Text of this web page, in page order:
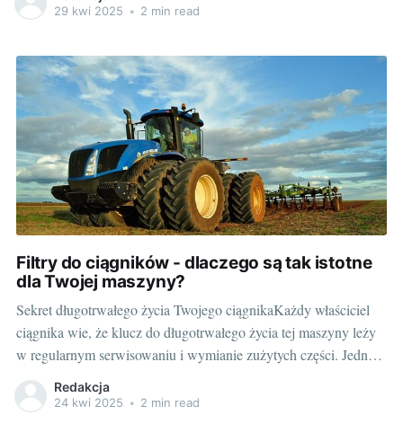
wyglądało o każdej porze roku? Wystarczy trochę wiedzy,
29 kwi 2025 • 2 min read
Filtry do ciągników - dlaczego są tak istotne
dla Twojej maszyny?
Sekret długotrwałego życia Twojego ciągnikaKażdy właściciel
ciągnika wie, że klucz do długotrwałego życia tej maszyny leży
w regularnym serwisowaniu i wymianie zużytych części. Jedne z
najważniejszych elementów, które wymagają stałej uwagi, to
filtry. Niezależnie od tego, czy jesteś rolnikiem, czy specjalistą od
Redakcja
24 kwi 2025 • 2 min read